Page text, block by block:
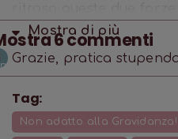
sviluppano all’interno
possiamo incontrare il
raccoglimento. Può
facilmente
una sensazione di
Durante questa pratica
questo punto saldo,
Mostra di più
6commenti
Grazie, pratica
Tag:
Non adatto alla Gravidanza!